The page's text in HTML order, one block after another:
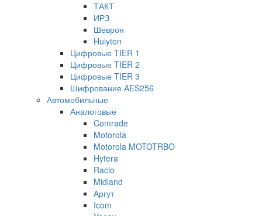
ТАКТ
ИРЗ
Шеврон
Huiyton
Цифровые TIER 1
Цифровые TIER 2
Цифровые TIER 3
Шифрование AES256
Автомобильные
Аналоговые
Comrade
Motorola
Motorola MOTOTRBO
Hytera
Racio
Midland
Аргут
Icom